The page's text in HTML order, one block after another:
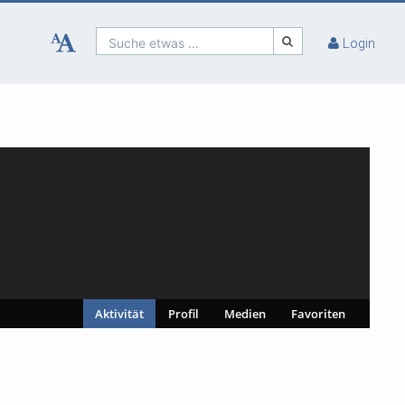
Suche etwas ... Login
Aktivität Profil Medien Favoriten